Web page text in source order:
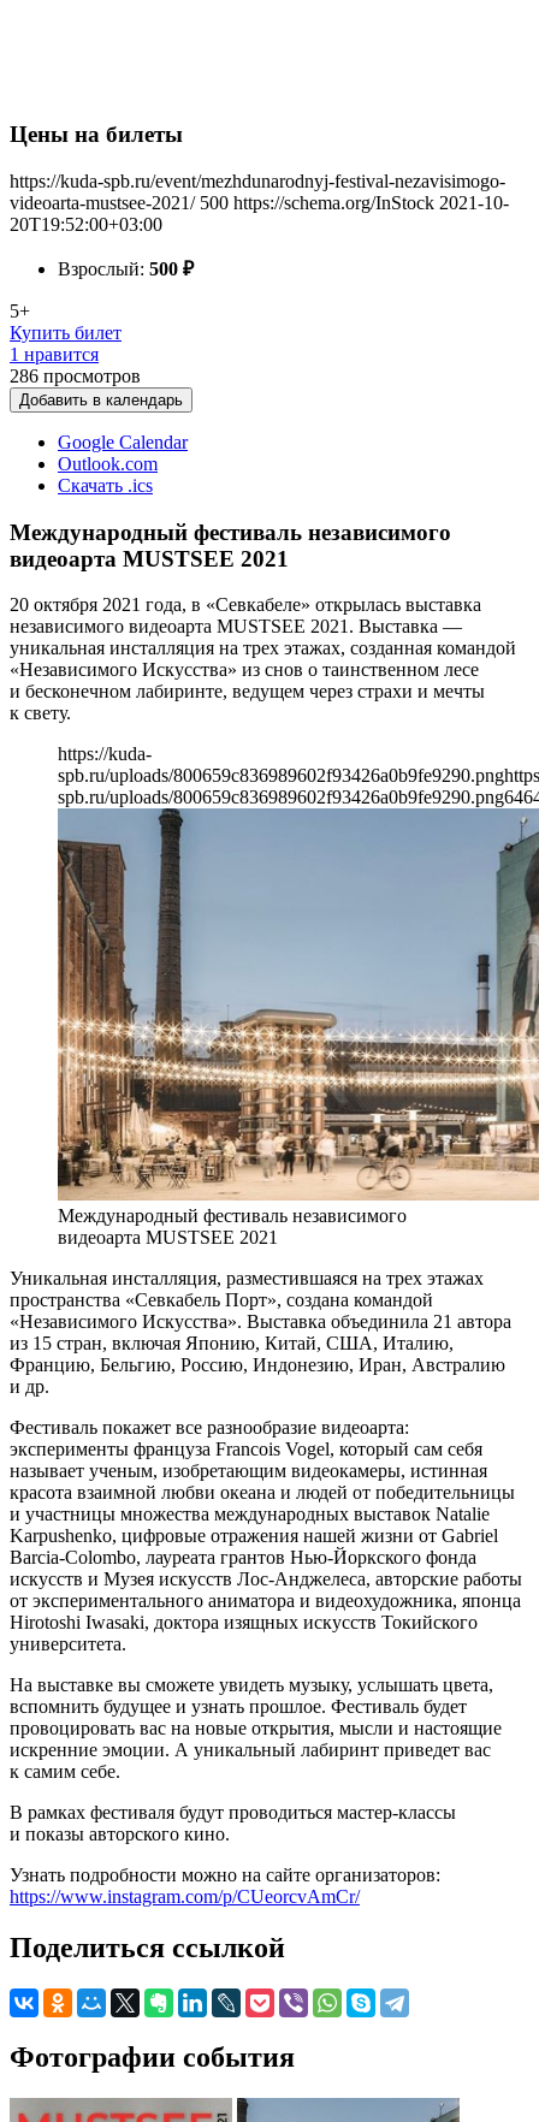
Цены на билеты
https://kuda-spb.ru/event/mezhdunarodnyj-festival-nezavisimogo-
videoarta-mustsee-2021/ 500 https://schema.org/InStock 2021-10-
20T19:52:00+03:00
Взрослый: 500 ₽
5+
Купить билет
1 нравится
286 просмотров
Добавить в календарь
Google Calendar
Outlook.com
Скачать .ics
Международный фестиваль независимого
видеоарта MUSTSEE 2021
20 октября 2021 года, в «Севкабеле» открылась выставка
независимого видеоарта MUSTSEE 2021. Выставка —
уникальная инсталляция на трех этажах, созданная командой
«Независимого Искусства» из снов о таинственном лесе
и бесконечном лабиринте, ведущем через страхи и мечты
к свету.
https://kuda-
spb.ru/uploads/800659c836989602f93426a0b9fe9290.png
spb.ru/uploads/800659c836989602f93426a0b9fe9290.png646
Международный фестиваль независимого
видеоарта MUSTSEE 2021
Уникальная инсталляция, разместившаяся на трех этажах
пространства «Севкабель Порт», создана командой
«Независимого Искусства». Выставка объединила 21 автора
из 15 стран, включая Японию, Китай, США, Италию,
Францию, Бельгию, Россию, Индонезию, Иран, Австралию
и др.
Фестиваль покажет все разнообразие видеоарта:
эксперименты француза Francois Vogel, который сам себя
называет ученым, изобретающим видеокамеры, истинная
красота взаимной любви океана и людей от победительницы
и участницы множества международных выставок Natalie
Karpushenko, цифровые отражения нашей жизни от Gabriel
Barcia-Colombo, лауреата грантов Нью-Йоркского фонда
искусств и Музея искусств Лос-Анджелеса, авторские работы
от экспериментального аниматора и видеохудожника, японца
Hirotoshi Iwasaki, доктора изящных искусств Токийского
университета.
На выставке вы сможете увидеть музыку, услышать цвета,
вспомнить будущее и узнать прошлое. Фестиваль будет
провоцировать вас на новые открытия, мысли и настоящие
искренние эмоции. А уникальный лабиринт приведет вас
к самим себе.
В рамках фестиваля будут проводиться мастер-классы
и показы авторского кино.
Узнать подробности можно на сайте организаторов:
https://www.instagram.com/p/CUeorcvAmCr/
Поделиться ссылкой
Фотографии события